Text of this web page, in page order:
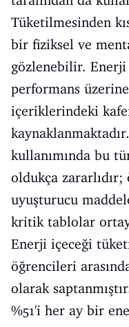
Tüketilmesinden
bir fiziksel ve
gözlenebilir.
performans
içeriklerindeki
kullanımında bu
oldukça
uyuşturucu
kritik tablolar
Enerji içeceği
öğrencileri
olarak
%51'i her ay bir